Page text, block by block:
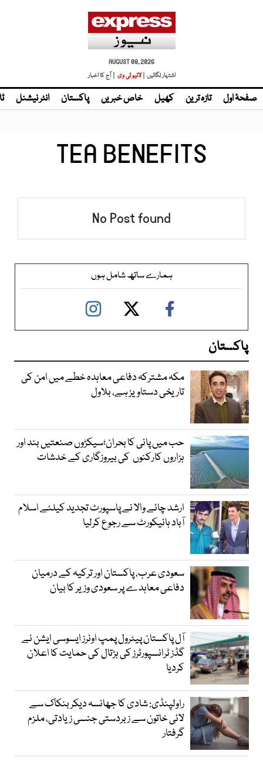
AUGUST 08, 2026
اشتہار لگائیں | لائیو ٹی وی | آج کا اخبار
صفحۂ اول تازہ ترین کھیل خاص خبریں پاکستان انٹر نیشنل
TEA BENEFITS
No Post found
ہمارے ساتھ شامل ہوں
پاکستان
مکہ مشترکہ دفاعی معاہدہ خطے میں امن کی
تاریخی دستاویز ہے، بلاول
حب میں پانی کا بحران؛سیکڑوں صنعتیں بند اور
ہزاروں کارکنوں کی بیروزگاری کے خدشات
ارشد چائے والا نے پاسپورٹ تجدید کیلئے اسلام
آباد ہائیکورٹ سے رجوع کرلیا
سعودی عرب، پاکستان اور ترکیہ کے درمیان
دفاعی معاہدے پر سعودی وزیر کا بیان
آل پاکستان پیٹرول پمپ اونرز ایسوسی ایشن نے
گڈز ٹرانسپورٹرز کی ہڑتال کی حمایت کا اعلان
کردیا
راولپنڈی: شادی کا جھانسہ دیکر بنکاک سے
لائی خاتون سے زبردستی جنسی زیادتی، ملزم
گرفتار